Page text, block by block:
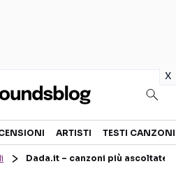
x
ARTISTI TESTI CANZONI
Dada.it – canzoni più ascoltate